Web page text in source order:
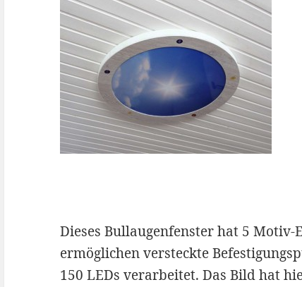
Dieses Bullaugenfenster hat 5 Motiv-
ermöglichen versteckte
150 LEDs verarbeitet. Das Bild hat